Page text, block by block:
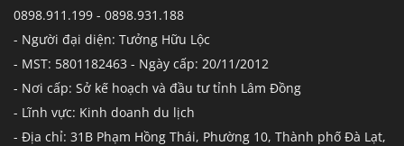
0898.911.199 - 0898.931.188
- Người đại diện: Tưởng Hữu Lộc
- MST: 5801182463 - Ngày cấp: 20/11/2012
- Nơi cấp: Sở kế hoạch và đầu tư tỉnh Lâm Đồng
- Lĩnh vực: Kinh doanh du lịch
- Địa chỉ: 31B Phạm Hồng Thái, Phường 10, Thành phố Đà Lạt,